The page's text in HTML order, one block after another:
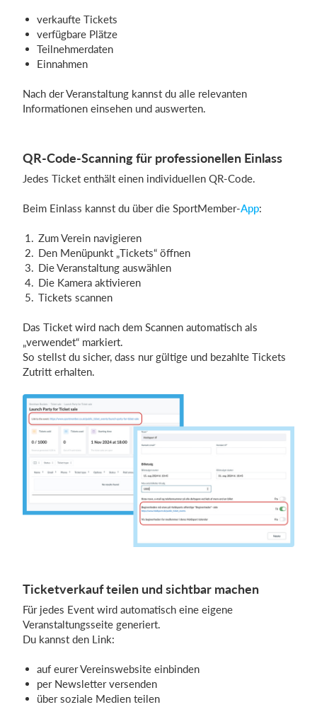
verkaufte Tickets
verfügbare Plätze
Teilnehmerdaten
Einnahmen
Nach der Veranstaltung kannst du alle relevanten
Informationen einsehen und auswerten.
QR-Code-Scanning für professionellen Einlass
Jedes Ticket enthält einen individuellen QR-Code.
Beim Einlass kannst du über die SportMember-App:
Zum Verein navigieren
Den Menüpunkt „Tickets“ öffnen
Die Veranstaltung auswählen
Die Kamera aktivieren
Tickets scannen
Das Ticket wird nach dem Scannen automatisch als
„verwendet“ markiert.
So stellst du sicher, dass nur gültige und bezahlte Tickets
Zutritt erhalten.
Ticketverkauf teilen und sichtbar machen
Für jedes Event wird automatisch eine eigene
Veranstaltungsseite generiert.
Du kannst den Link:
auf eurer Vereinswebsite einbinden
per Newsletter versenden
über soziale Medien teilen